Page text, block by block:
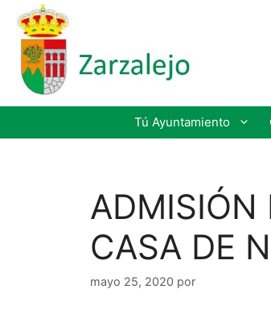
Tú Ayuntamiento
ADMISIÓN
CASA DE
mayo 25, 2020 por